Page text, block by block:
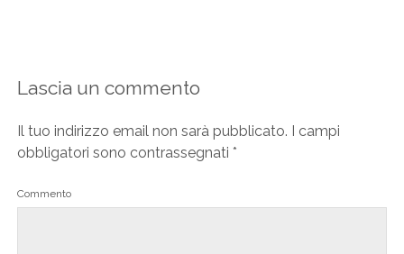
Lascia un commento
Il tuo indirizzo email non sarà pubblicato. I campi
obbligatori sono contrassegnati *
Commento